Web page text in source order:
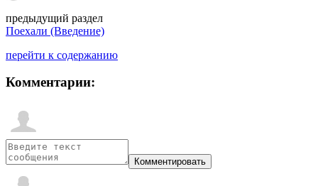
предыдущий раздел
Поехали (Введение)
перейти к содержанию
Комментарии: